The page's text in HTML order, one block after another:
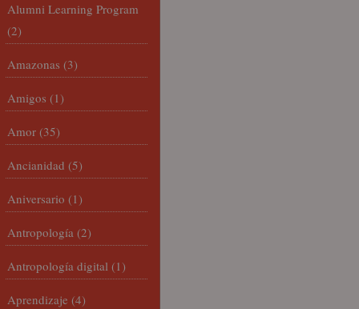
Alumni Learning Program
(2)
Amazonas (3)
Amigos (1)
Amor (35)
Ancianidad (5)
Aniversario (1)
Antropología (2)
Antropología digital (1)
Aprendizaje (4)